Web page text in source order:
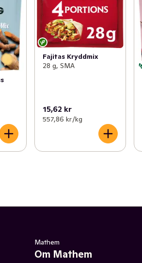
Fajitas Kryddmix
28 g, SMA
15,62 kr
557,86 kr /kg
Mathem
Om Mathem